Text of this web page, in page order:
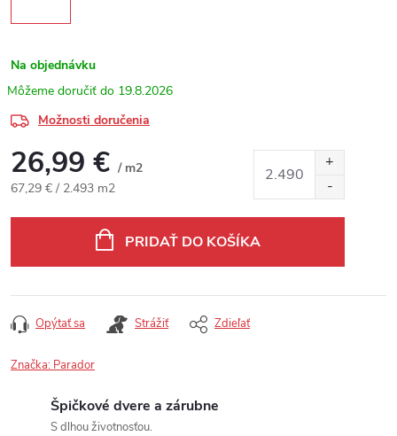
Na objednávku
19.8.2026
Možnosti doručenia
26,99 € / m2
Jednotková cena:
67,29 € / 2.493 m2
PRIDAŤ DO KOŠÍKA
Opýtať sa Strážiť Zdieľať
Značka: Parador
Špičkové dvere a zárubne
S dlhou životnosťou.